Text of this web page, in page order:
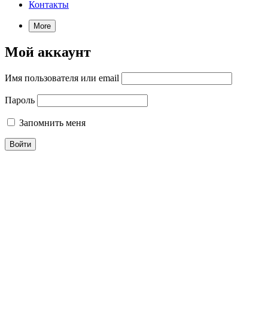
Контакты
More
Мой аккаунт
Имя пользователя или email
Пароль
Запомнить меня